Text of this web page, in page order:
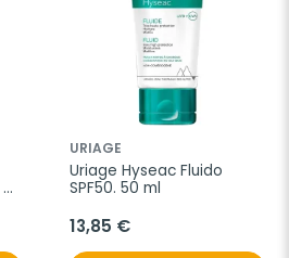
URIAGE
Uriage Hyseac Fluido
SPF50. 50 ml
13,85 €